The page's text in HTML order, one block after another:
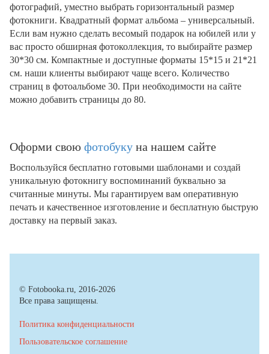
фотографий, уместно выбрать горизонтальный размер
фотокниги. Квадратный формат альбома – универсальный.
Если вам нужно сделать весомый подарок на юбилей или у
вас просто обширная фотоколлекция, то выбирайте размер
30*30 см. Компактные и доступные форматы 15*15 и 21*21
см. наши клиенты выбирают чаще всего. Количество
страниц в фотоальбоме 30. При необходимости на сайте
можно добавить страницы до 80.
Оформи свою фотобуку на нашем сайте
Воспользуйся бесплатно готовыми шаблонами и создай
уникальную фотокнигу воспоминаний буквально за
считанные минуты. Мы гарантируем вам оперативную
печать и качественное изготовление и бесплатную быструю
доставку на первый заказ.
© Fotobooka.ru, 2016-2026
Все права защищены.
Политика конфиденциальности
Пользовательское соглашение